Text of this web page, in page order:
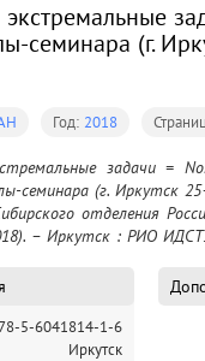
семинара (г.
Год: 2018
семинара (г. Иркутск
отделения
– Иркутск : РИО
5-6041814-1-6
Иркутск